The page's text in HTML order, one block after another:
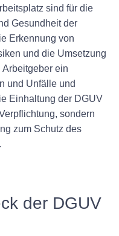
sind für die
Gesundheit der
Erkennung von
und die Umsetzung
ein
und Unfälle und
Einhaltung der DGUV
sondern
zum Schutz des
der DGUV